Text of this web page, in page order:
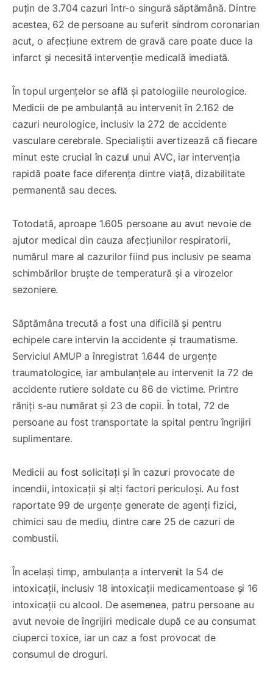
puțin de 3.704 cazuri într-o singură săptămână. Dintre
acestea, 62 de persoane au suferit sindrom coronarian
acut, o afecțiune extrem de gravă care poate duce la
infarct și necesită intervenție medicală imediată.
În topul urgențelor se află și patologiile neurologice.
Medicii de pe ambulanță au intervenit în 2.162 de
cazuri neurologice, inclusiv la 272 de accidente
vasculare cerebrale. Specialiștii avertizează că fiecare
minut este crucial în cazul unui AVC, iar intervenția
rapidă poate face diferența dintre viață, dizabilitate
permanentă sau deces.
Totodată, aproape 1.605 persoane au avut nevoie de
ajutor medical din cauza afecțiunilor respiratorii,
numărul mare al cazurilor fiind pus inclusiv pe seama
schimbărilor bruște de temperatură și a virozelor
sezoniere.
Săptămâna trecută a fost una dificilă și pentru
echipele care intervin la accidente și traumatisme.
Serviciul AMUP a înregistrat 1.644 de urgențe
traumatologice, iar ambulanțele au intervenit la 72 de
accidente rutiere soldate cu 86 de victime. Printre
răniți s-au numărat și 23 de copii. În total, 72 de
persoane au fost transportate la spital pentru îngrijiri
suplimentare.
Medicii au fost solicitați și în cazuri provocate de
incendii, intoxicații și alți factori periculoși. Au fost
raportate 99 de urgențe generate de agenți fizici,
chimici sau de mediu, dintre care 25 de cazuri de
combustii.
În același timp, ambulanța a intervenit la 54 de
intoxicații, inclusiv 18 intoxicații medicamentoase și 16
intoxicații cu alcool. De asemenea, patru persoane au
avut nevoie de îngrijiri medicale după ce au consumat
ciuperci toxice, iar un caz a fost provocat de
consumul de droguri.